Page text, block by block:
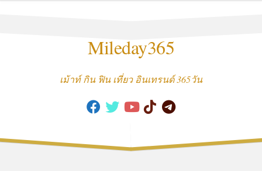
Mileday365
เม้าท์ กิน ฟิน เที่ยว อินเทรนด์ 365วัน